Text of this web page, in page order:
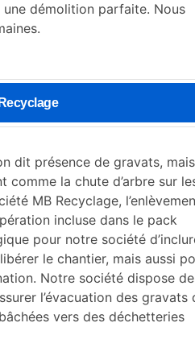
démolition parfaite. Nous
dit présence de gravats,
comme la chute d’arbre sur
MB Recyclage,
incluse dans le pack
pour notre société
le chantier, mais aussi
Notre société dispose
l’évacuation des gravats
vers des déchetteries